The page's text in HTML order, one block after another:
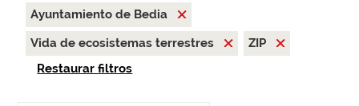
Ayuntamiento de Bedia
Vida de ecosistemas terrestres
ZIP
Restaurar filtros